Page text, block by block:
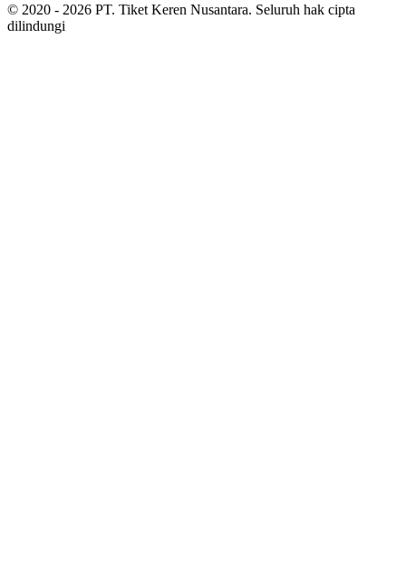
© 2020 - 2026 PT. Tiket Keren Nusantara. Seluruh hak cipta
dilindungi